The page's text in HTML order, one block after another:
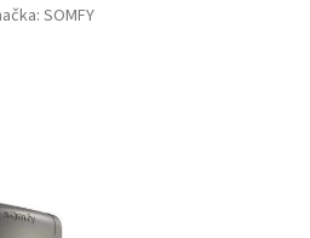
SOMFY